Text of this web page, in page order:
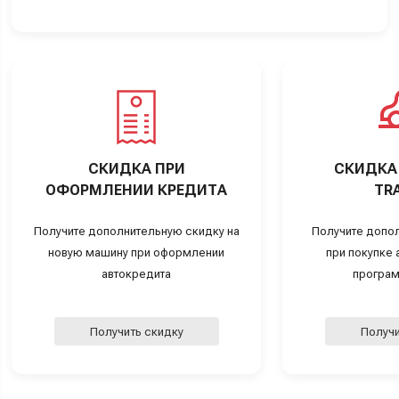
СКИДКА ПРИ
ОФОРМЛЕНИИ КРЕДИТА
Получите дополнительную скидку на
новую машину при оформлении
автокредита
Получить скидку
СКИДКА
Получите
при покупке